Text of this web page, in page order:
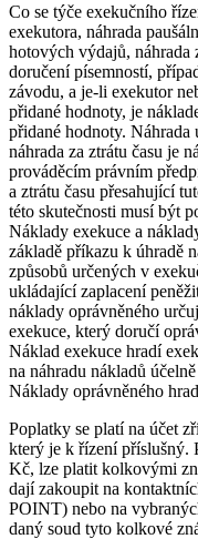
Co se týče exekučního
exekutora, náhrada
hotových výdajů, náhrada
doručení písemností,
závodu, a je-li exekutor
přidané hodnoty, je
přidané hodnoty.
náhrada za ztrátu času je
prováděcím právním
a ztrátu času přesahující
této skutečnosti musí být
Náklady exekuce a
základě příkazu k úhradě
způsobů určených v
ukládající zaplacení
náklady oprávněného
exekuce, který doručí
Náklad exekuce hradí
na náhradu nákladů
Náklady oprávněného
Poplatky se platí na účet
který je k řízení příslušný.
Kč, lze platit kolkovými
dají zakoupit na
POINT) nebo na
daný soud tyto kolkové